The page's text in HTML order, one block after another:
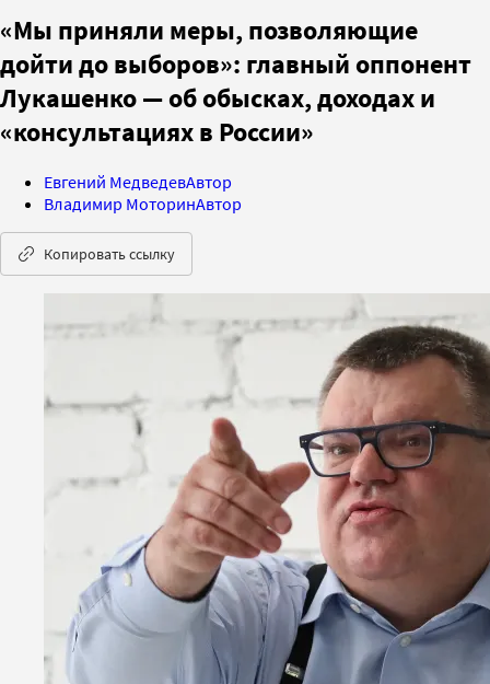
«Мы приняли меры, позволяющие
дойти до выборов»: главный оппонент
Лукашенко — об обысках, доходах и
«консультациях в России»
Евгений МедведевАвтор
Владимир МоторинАвтор
Копировать ссылку